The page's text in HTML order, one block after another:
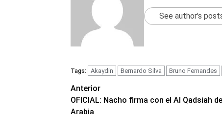
See author's
Tags: Akaydin Bernardo Silva Bruno Fernandes
Navegación
de
Anterior
OFICIAL: Nacho firma con el Al Qadsiah de
Arabia